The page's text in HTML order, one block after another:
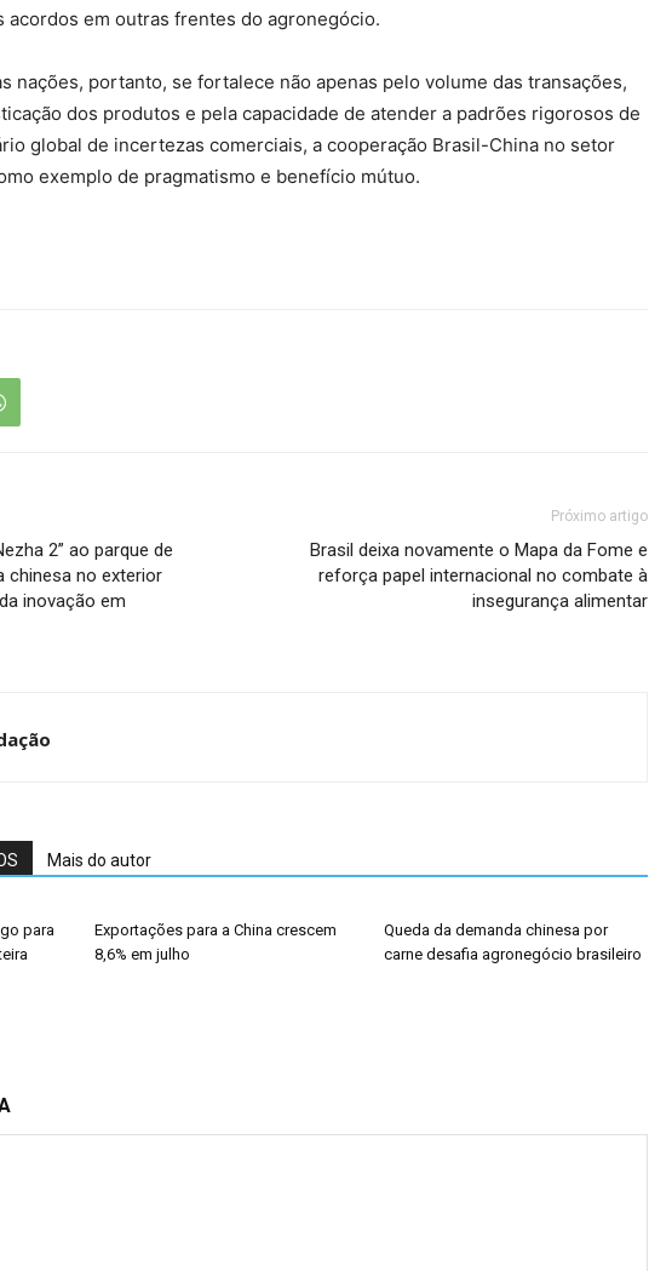
acordos em outras frentes do agronegócio.
nações, portanto, se fortalece não apenas pelo volume das transações,
dos produtos e pela capacidade de atender a padrões rigorosos de
global de incertezas comerciais, a cooperação Brasil-China no setor
exemplo de pragmatismo e benefício mútuo.
2” ao parque de
chinesa no exterior
inovação em
Próximo artigo
Brasil deixa novamente o Mapa da Fome e
reforça papel internacional no combate à
insegurança alimentar
Mais do autor
para
Exportações para a China crescem
8,6% em julho
Queda da demanda chinesa por
carne desafia agronegócio brasileiro